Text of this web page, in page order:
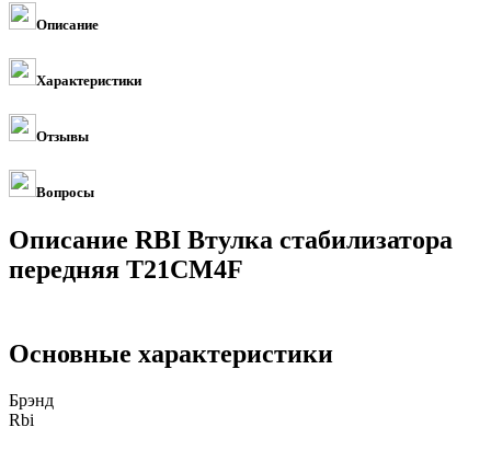
Описание
Характеристики
Отзывы
Вопросы
Описание RBI Втулка стабилизатора
передняя T21CM4F
Основные характеристики
Брэнд
Rbi